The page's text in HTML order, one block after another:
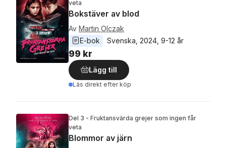
veta
Bokstäver av blod
Av Martin Olczak
E-bok
Svenska 2024 9-12 år
99 kr
Lägg till
Läs direkt efter köp
Del 3 - Fruktansvärda grejer som ingen får
veta
Blommor av järn